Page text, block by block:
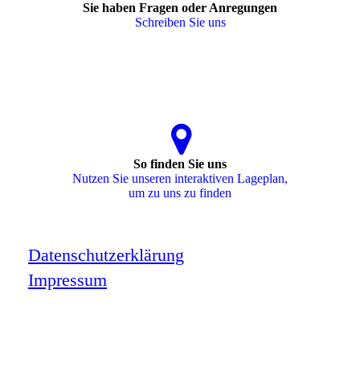
Sie haben Fragen oder Anregungen
Schreiben Sie uns
So finden Sie uns
Nutzen Sie unseren interaktiven La­ge­plan,
um zu uns zu finden
Datenschutzerklärung
Impressum